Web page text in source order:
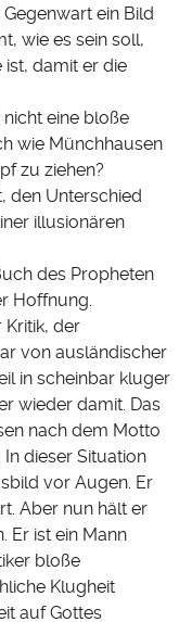
ein Bild
wie es sein soll,
ist, damit er die
eine bloße
wie Münchhausen
zu ziehen?
den Unterschied
illusionären
des Propheten
Hoffnung.
Kritik, der
von ausländischer
in scheinbar kluger
wieder damit. Das
nach dem Motto
In dieser Situation
vor Augen. Er
Aber nun hält er
Er ist ein Mann
bloße
Klugheit
auf Gottes